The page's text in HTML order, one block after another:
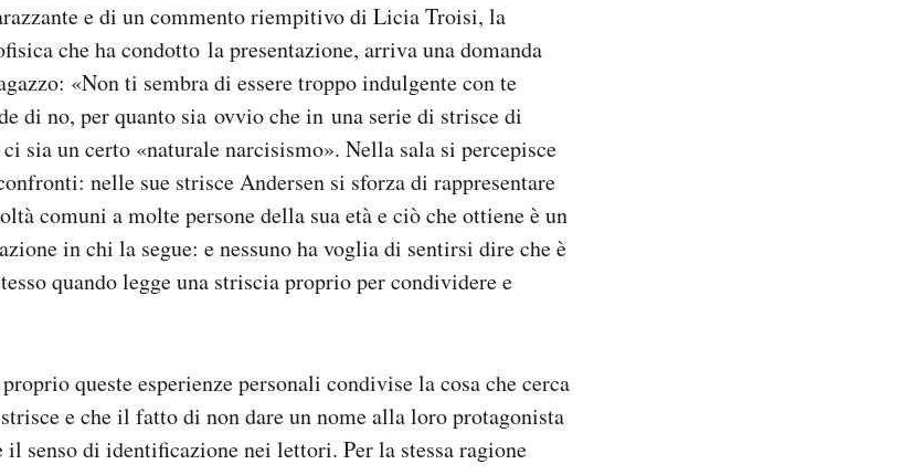
e di un commento riempitivo di Licia Troisi, la
che ha condotto la presentazione, arriva una domanda
«Non ti sembra di essere troppo indulgente con te
di no, per quanto sia ovvio che in una serie di strisce di
sia un certo «naturale narcisismo». Nella sala si percepisce
nelle sue strisce Andersen si sforza di rappresentare
comuni a molte persone della sua età e ciò che ottiene è un
in chi la segue: e nessuno ha voglia di sentirsi dire che è
quando legge una striscia proprio per condividere e
queste esperienze personali condivise la cosa che cerca
e che il fatto di non dare un nome alla loro protagonista
il senso di identificazione nei lettori. Per la stessa ragione